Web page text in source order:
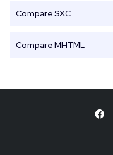
Compare SXC
Compare MHTML